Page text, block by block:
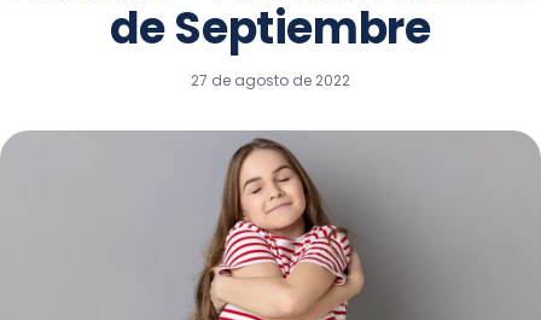
de Septiembre
27 de agosto de 2022